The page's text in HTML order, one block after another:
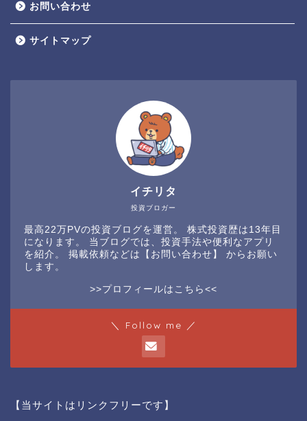
お問い合わせ
サイトマップ
投資ブロガー
イチリタ
最高22万PVの投資ブログを運営。 株式投資歴は13年目
になります。 当ブログでは、投資手法や便利なアプリ
を紹介。 掲載依頼などは
【お問い合わせ】
からお願い
します。
>>プロフィールはこちら<<
＼ Follow me ／
【当サイトはリンクフリーです】